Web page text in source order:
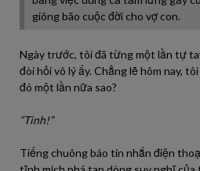
giông bão cuộc đời cho vợ con.
Ngày trước, tôi đã từng một lần tự
đòi hỏi vô lý ấy. Chẳng lẽ hôm nay,
đó một lần nữa sao?
“Tinh!”
Tiếng chuông báo tin nhắn điện